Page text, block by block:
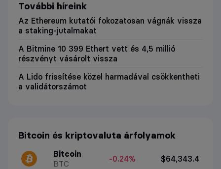
További híreink
Az Ethereum kutatói fokozatosan vágnák vissza
a staking-jutalmakat
A Bitmine 10 399 Ethert vett és 4,5 millió
részvényt vásárolt vissza
A Lido frissítése közel harmadával csökkentheti
a validátorszámot
Bitcoin és kriptovaluta árfolyamok
Bitcoin
BTC
-0.24% $64,343.4